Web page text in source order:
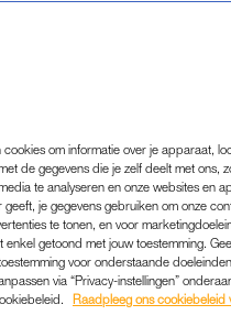
|LINDA.
om informatie over je apparaat,
de gegevens die je zelf deelt met ons,
te analyseren en onze websites en
je gegevens gebruiken om onze
te tonen, en voor
getoond met jouw toestemming.
voor onderstaande
via “Privacy-instellingen”
Raadpleeg ons cookiebeleid